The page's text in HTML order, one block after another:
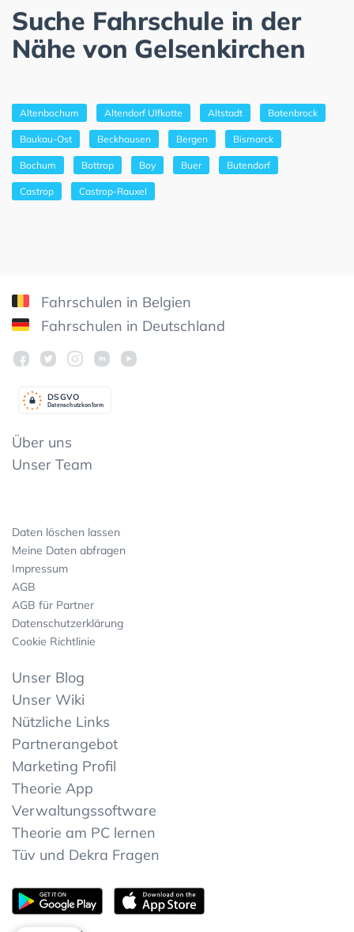
Suche Fahrschule in der
Nähe von Gelsenkirchen
Altenbochum Altendorf Ulfkotte Altstadt Batenbrock
Baukau-Ost Beckhausen Bergen Bismarck
Bochum Bottrop Boy Buer Butendorf
Castrop Castrop-Rauxel
Fahrschulen in Belgien
Fahrschulen in Deutschland
Datenschutzkonform
DSGVO
Über uns
Unser Team
Daten löschen lassen
Meine Daten abfragen
Impressum
AGB
AGB für Partner
Datenschutzerklärung
Cookie Richtlinie
Unser Blog
Unser Wiki
Nützliche Links
Partnerangebot
Marketing Profil
Theorie App
Verwaltungssoftware
Theorie am PC lernen
Tüv und Dekra Fragen